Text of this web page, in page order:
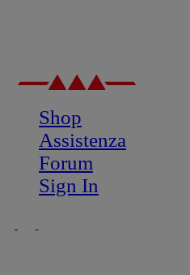
Shop
Assistenza
Forum
Sign In